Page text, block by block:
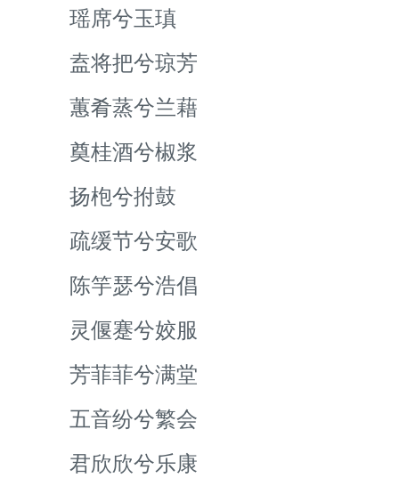
瑶席兮玉瑱
盍将把兮琼芳
蕙肴蒸兮兰藉
奠桂酒兮椒浆
扬枹兮拊鼓
疏缓节兮安歌
陈竽瑟兮浩倡
灵偃蹇兮姣服
芳菲菲兮满堂
五音纷兮繁会
君欣欣兮乐康